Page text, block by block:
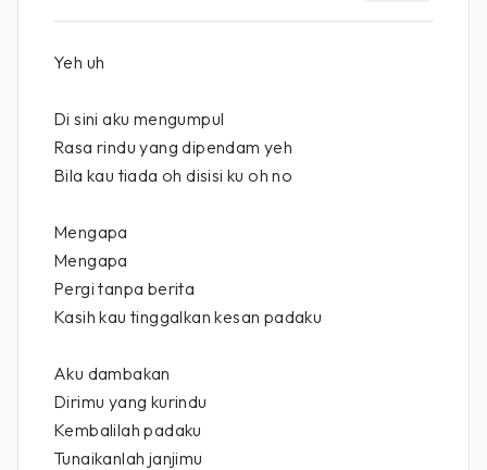
Yeh uh
Di sini aku mengumpul
Rasa rindu yang dipendam yeh
Bila kau tiada oh disisi ku oh no
Mengapa
Mengapa
Pergi tanpa berita
Kasih kau tinggalkan kesan padaku
Aku dambakan
Dirimu yang kurindu
Kembalilah padaku
Tunaikanlah janjimu